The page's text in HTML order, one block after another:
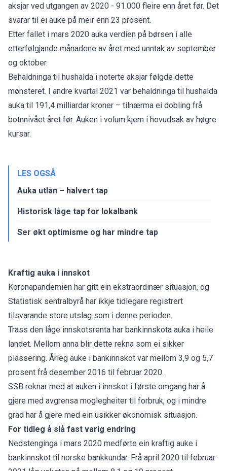
aksjar ved utgangen av 2020 - 91.000 fleire enn året før. Det
svarar til ei auke på meir enn 23 prosent.
Etter fallet i mars 2020 auka verdien på børsen i alle
etterfølgjande månadene av året med unntak av september
og oktober.
Behaldninga til hushalda i noterte aksjar følgde dette
mønsteret. I andre kvartal 2021 var behaldninga til hushalda
auka til 191,4 milliardar kroner – tilnærma ei dobling frå
botnnivået året før. Auken i volum kjem i hovudsak av høgre
kursar.
LES OGSÅ
Auka utlån – halvert tap
Historisk låge tap for lokalbank
Ser økt optimisme og har mindre tap
Kraftig auka i innskot
Koronapandemien har gitt ein ekstraordinær situasjon, og
Statistisk sentralbyrå har ikkje tidlegare registrert
tilsvarande store utslag som i denne perioden.
Trass den låge innskotsrenta har bankinnskota auka i heile
landet. Mellom anna blir dette rekna som ei sikker
plassering. Årleg auke i bankinnskot var mellom 3,9 og 5,7
prosent frå desember 2016 til februar 2020.
SSB reknar med at auken i innskot i første omgang har å
gjere med avgrensa moglegheiter til forbruk, og i mindre
grad har å gjere med ein usikker økonomisk situasjon.
For tidleg å slå fast varig endring
Nedstenginga i mars 2020 medførte ein kraftig auke i
bankinnskot til norske bankkundar. Frå april 2020 til februar